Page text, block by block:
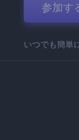
参加す
いつでも簡単